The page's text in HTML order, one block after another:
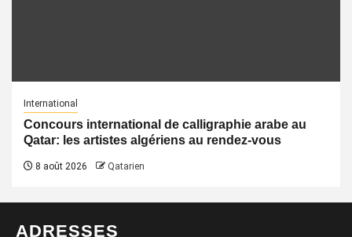
International
Concours international de calligraphie arabe au
Qatar: les artistes algériens au rendez-vous
8 août 2026 Qatarien
ADRESSES